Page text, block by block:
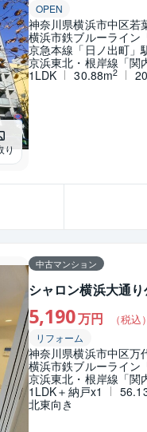
り
OPEN
神奈川県横浜市中区若
横浜市鉄ブルーライン
京急本線「日ノ出町」
京浜東北・根岸線「関
1LDK
30.88m2
中古マンション
シャロン横浜大通
5,190万円 （税込）
リフォーム
神奈川県横浜市中区万
横浜市鉄ブルーライン
京浜東北・根岸線「関
1LDK＋納戸x1
北東向き